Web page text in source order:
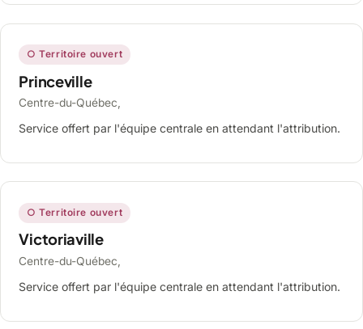
○ Territoire ouvert
Princeville
Centre-du-Québec,
Service offert par l'équipe centrale en attendant l'attribution.
○ Territoire ouvert
Victoriaville
Centre-du-Québec,
Service offert par l'équipe centrale en attendant l'attribution.